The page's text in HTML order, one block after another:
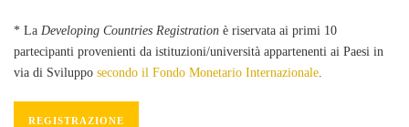
* La Developing Countries Registration è riservata ai primi 10
partecipanti provenienti da istituzioni/università appartenenti ai Paesi in
via di Sviluppo secondo il Fondo Monetario Internazionale
REGISTRAZIONE